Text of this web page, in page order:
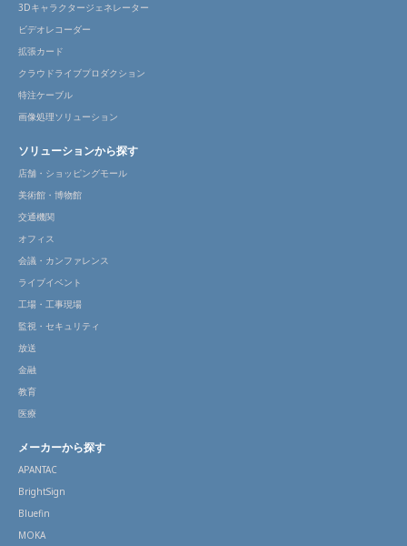
3Dキャラクタージェネレーター
ビデオレコーダー
拡張カード
クラウドライブプロダクション
特注ケーブル
画像処理ソリューション
ソリューションから探す
店舗・ショッピングモール
美術館・博物館
交通機関
オフィス
会議・カンファレンス
ライブイベント
工場・工事現場
監視・セキュリティ
放送
金融
教育
医療
メーカーから探す
APANTAC
BrightSign
Bluefin
MOKA